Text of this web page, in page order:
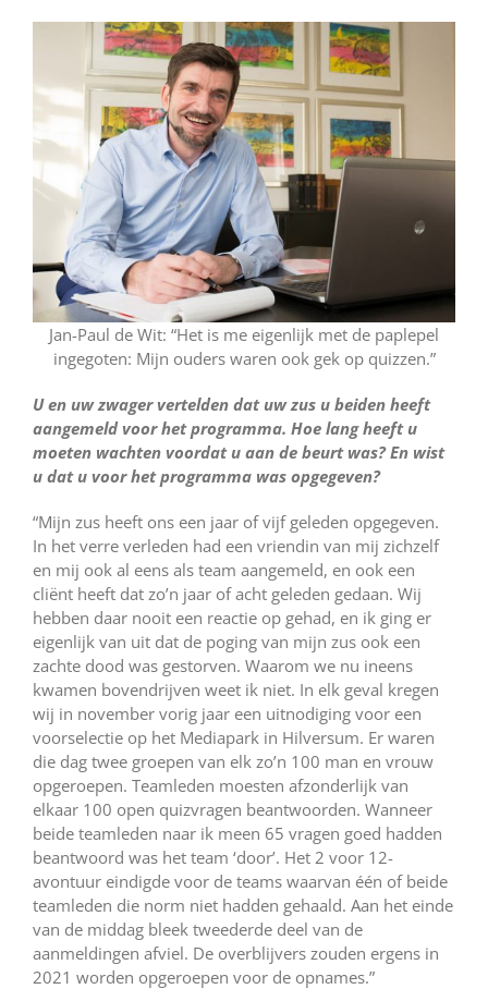
Jan-Paul de Wit: “Het is me eigenlijk met de paplepel
ingegoten: Mijn ouders waren ook gek op quizzen.”
U en uw zwager vertelden dat uw zus u beiden heeft
aangemeld voor het programma. Hoe lang heeft u
moeten wachten voordat u aan de beurt was? En wist
u dat u voor het programma was opgegeven?
“Mijn zus heeft ons een jaar of vijf geleden opgegeven.
In het verre verleden had een vriendin van mij zichzelf
en mij ook al eens als team aangemeld, en ook een
cliënt heeft dat zo’n jaar of acht geleden gedaan. Wij
hebben daar nooit een reactie op gehad, en ik ging er
eigenlijk van uit dat de poging van mijn zus ook een
zachte dood was gestorven. Waarom we nu ineens
kwamen bovendrijven weet ik niet. In elk geval kregen
wij in november vorig jaar een uitnodiging voor een
voorselectie op het Mediapark in Hilversum. Er waren
die dag twee groepen van elk zo’n 100 man en vrouw
opgeroepen. Teamleden moesten afzonderlijk van
elkaar 100 open quizvragen beantwoorden. Wanneer
beide teamleden naar ik meen 65 vragen goed hadden
beantwoord was het team ‘door’. Het 2 voor 12-
avontuur eindigde voor de teams waarvan één of beide
teamleden die norm niet hadden gehaald. Aan het einde
van de middag bleek tweederde deel van de
aanmeldingen afviel. De overblijvers zouden ergens in
2021 worden opgeroepen voor de opnames.”